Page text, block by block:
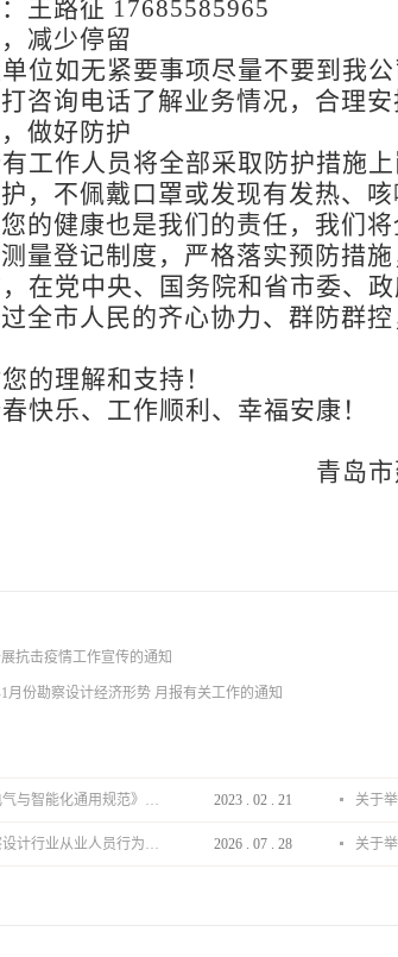
王路征 17685585965
减少停留
位如无紧要事项尽量不要到我
咨询电话了解业务情况，合理
做好防护
工作人员将全部采取防护措施
，不佩戴口罩或发现有发热、
的健康也是我们的责任，我们
量登记制度，严格落实预防措施
在党中央、国务院和省市委、
全市人民的齐心协力、群防群
的理解和支持！
快乐、工作顺利、幸福安康！
青岛
抗击疫情工作宣传的通知
月份勘察设计经济形势 月报有关工作的通知
范》 GB55024-2022公益宣贯的通知 2023 . 02 . 21 关于举
宅工程设计审查品质提升指引（2026版）》宣贯活动的通知 2026 . 07 . 28 关于举